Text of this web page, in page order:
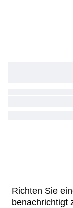
Richten Sie
benachrichtigt